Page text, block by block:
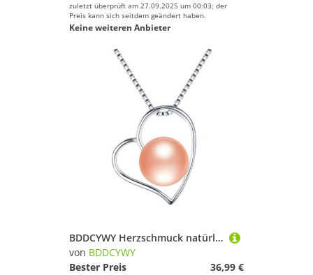
zuletzt überprüft am 27.09.2025 um 00:03; der
Preis kann sich seitdem geändert haben.
Keine weiteren Anbieter
BDDCYWY Herzschmuck natürliches Süßwasserperlenanhänger für Frauen
von BDDCYWY
Bester Preis
36,99 €